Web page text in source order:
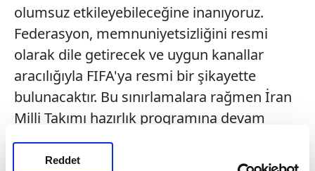
Reddet
olumsuz etkileyebileceğine inanıyoruz.
Federasyon, memnuniyetsizliğini resmi
olarak dile getirecek ve uygun kanallar
aracılığıyla FIFA'ya resmi bir şikayette
bulunacaktır. Bu sınırlamalara rağmen İran
Milli Takımı hazırlık programına devam
edecek ve tamamen Belçika maçına
odaklanacaktır." ifadeleri kullanıldı.